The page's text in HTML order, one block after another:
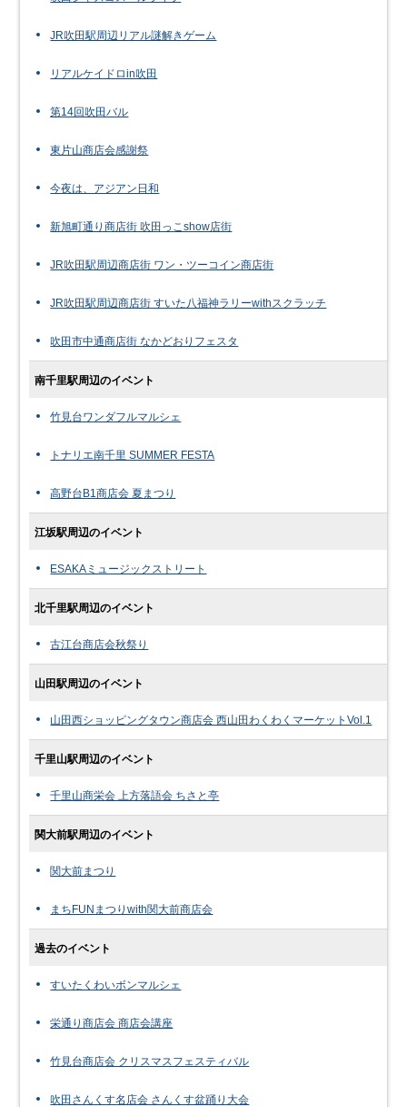
JR吹田駅周辺リアル謎解きゲーム
リアルケイドロin吹田
第14回吹田バル
東片山商店会感謝祭
今夜は、アジアン日和
新旭町通り商店街 吹田っこshow店街
JR吹田駅周辺商店街 ワン・ツーコイン商店街
JR吹田駅周辺商店街 すいた八福神ラリーwithスクラッチ
吹田市中通商店街 なかどおりフェスタ
南千里駅周辺のイベント
竹見台ワンダフルマルシェ
トナリエ南千里 SUMMER FESTA
高野台B1商店会 夏まつり
江坂駅周辺のイベント
ESAKAミュージックストリート
北千里駅周辺のイベント
古江台商店会秋祭り
山田駅周辺のイベント
山田西ショッピングタウン商店会 西山田わくわくマーケットVol.1
千里山駅周辺のイベント
千里山商栄会 上方落語会 ちさと亭
関大前駅周辺のイベント
関大前まつり
まちFUNまつりwith関大前商店会
過去のイベント
すいたくわいボンマルシェ
栄通り商店会 商店会講座
竹見台商店会 クリスマスフェスティバル
吹田さんくす名店会 さんくす盆踊り大会